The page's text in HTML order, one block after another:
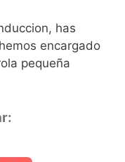
has
encargado
pequeña